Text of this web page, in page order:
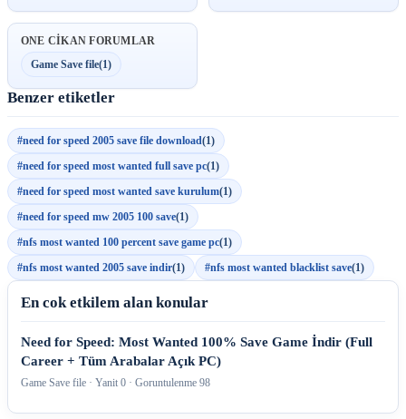
ONE CIKAN FORUMLAR
Game Save file(1)
Benzer etiketler
#need for speed 2005 save file download(1)
#need for speed most wanted full save pc(1)
#need for speed most wanted save kurulum(1)
#need for speed mw 2005 100 save(1)
#nfs most wanted 100 percent save game pc(1)
#nfs most wanted 2005 save indir(1) #nfs most wanted blacklist save(1)
En cok etkilem alan konular
Need for Speed: Most Wanted 100% Save Game İndir (Full
Career + Tüm Arabalar Açık PC)
Game Save file · Yanit 0 · Goruntulenme 98